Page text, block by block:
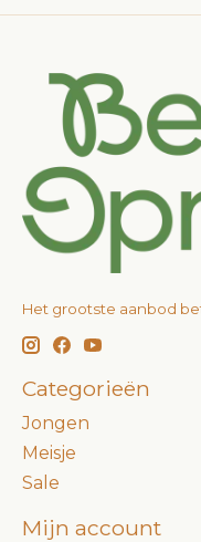
Het grootste aanbod
Categorieën
Jongen
Meisje
Sale
Mijn account